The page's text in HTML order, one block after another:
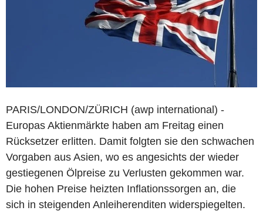
PARIS/LONDON/ZÜRICH (awp international) -
Europas Aktienmärkte haben am Freitag einen
Rücksetzer erlitten. Damit folgten sie den schwachen
Vorgaben aus Asien, wo es angesichts der wieder
gestiegenen Ölpreise zu Verlusten gekommen war.
Die hohen Preise heizten Inflationssorgen an, die
sich in steigenden Anleiherenditen widerspiegelten.